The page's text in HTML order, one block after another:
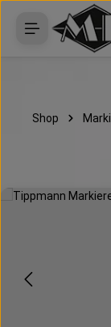
Zum Hauptinhalt
Shop
Bildergalerie